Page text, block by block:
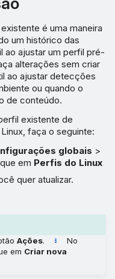
é uma maneira
um histórico das
ao ajustar um perfil pré-
alterações sem criar
ao ajustar detecções
ou quando o
de conteúdo.
existente de
faça o seguinte:
globais >
em Perfis do Linux
quer atualizar.
Ações.
No
em Criar nova